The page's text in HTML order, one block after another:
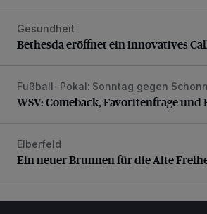
Bethesda eröffnet ein innovatives
Gesundheit
Bethesda eröffnet ein innovatives
WSV: Comeback, Favoritenfrage und
Fußball-Pokal: Sonntag gegen
WSV: Comeback, Favoritenfrage und
Ein neuer Brunnen für die Alte Freiheit
Elberfeld
Ein neuer Brunnen für die Alte